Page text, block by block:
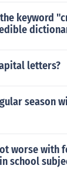
keyword
letters?
season
worse with
school